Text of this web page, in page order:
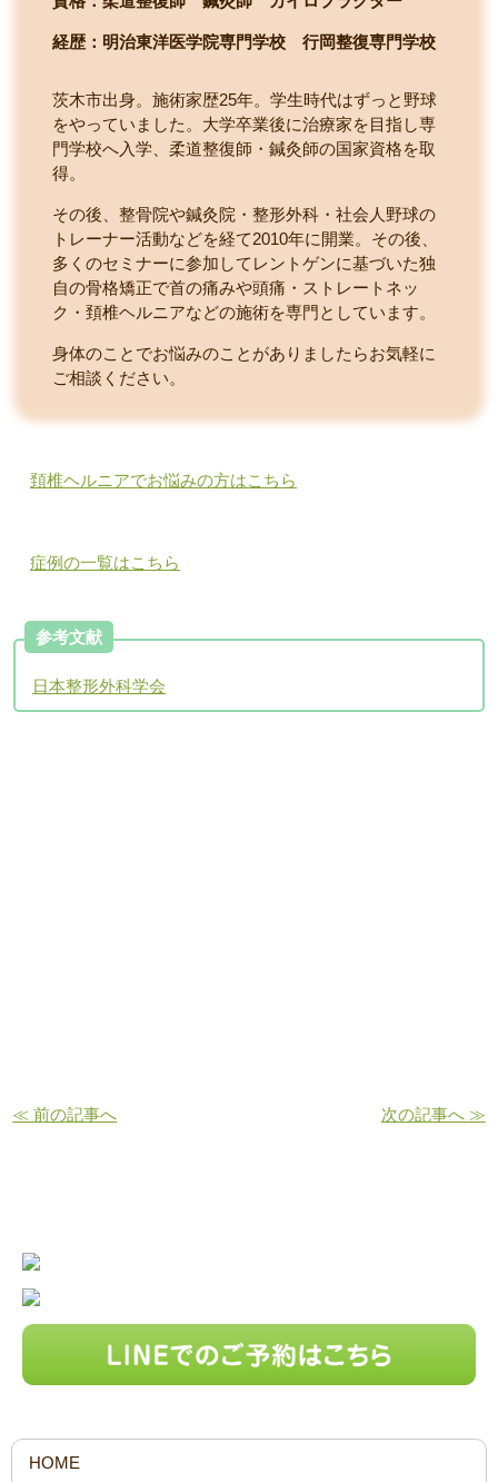
経歴：明治東洋医学院専門学校 行岡整復専門学校
茨木市出身。施術家歴25年。学生時代はずっと野球
をやっていました。大学卒業後に治療家を目指し専
門学校へ入学、柔道整復師・鍼灸師の国家資格を取
得。
その後、整骨院や鍼灸院・整形外科・社会人野球の
トレーナー活動などを経て2010年に開業。その後、
多くのセミナーに参加してレントゲンに基づいた独
自の骨格矯正で首の痛みや頭痛・ストレートネッ
ク・頚椎ヘルニアなどの施術を専門としています。
身体のことでお悩みのことがありましたらお気軽に
ご相談ください。
頚椎ヘルニアでお悩みの方はこちら
症例の一覧はこちら
参考文献
日本整形外科学会
≪ 前の記事へ 次の記事へ ≫
HOME